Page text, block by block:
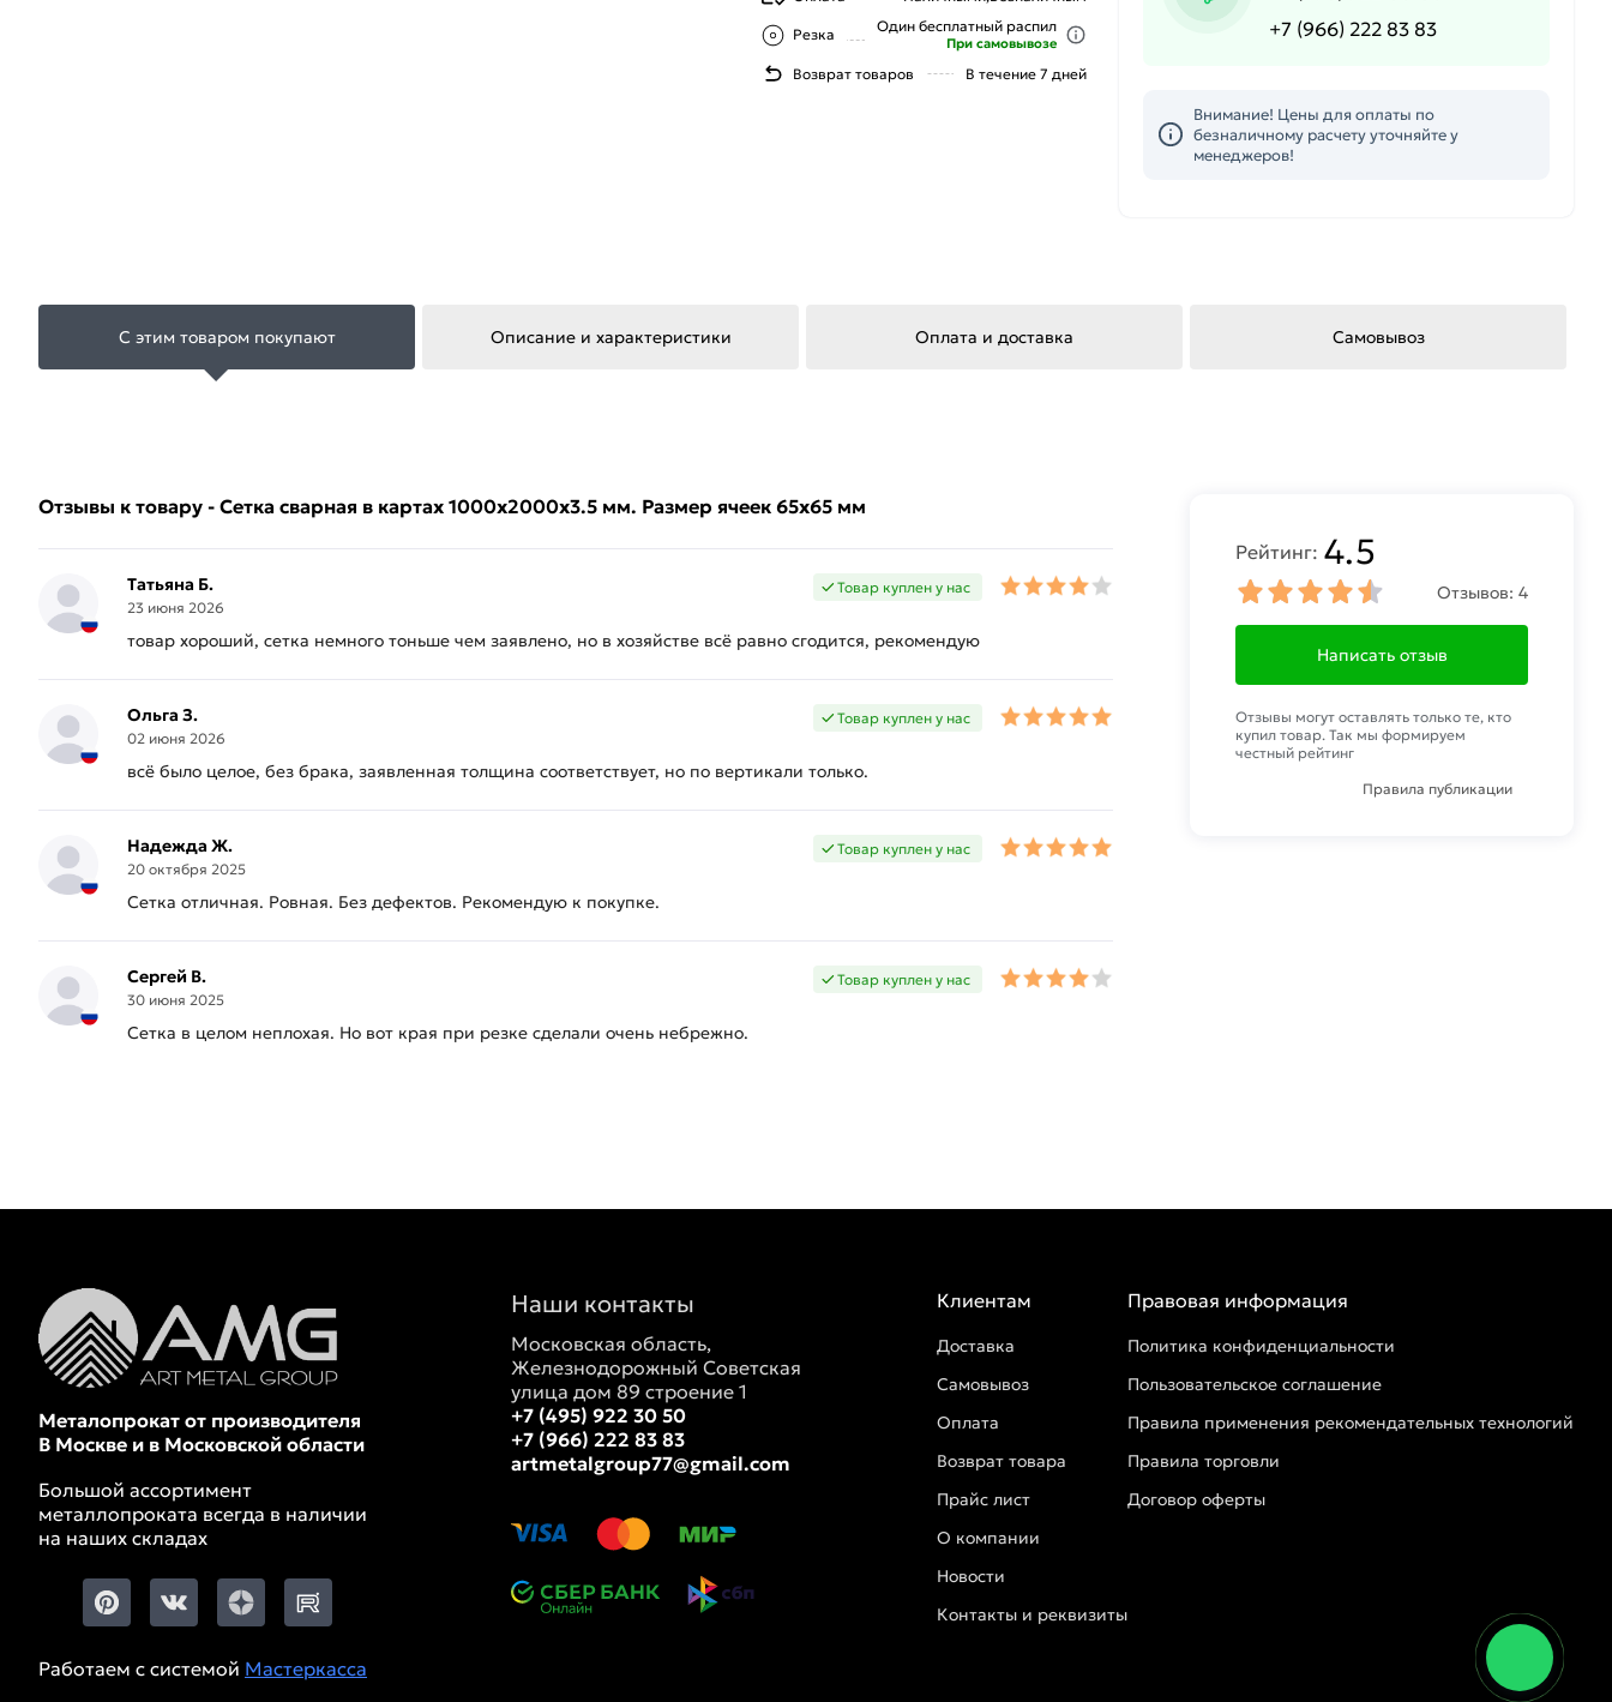
+7 (966) 222 83 83
Внимание! Цены для оплаты по
безналичному расчету уточняйте у
менеджеров!
Резка Один бесплатный распил
При самовывозе
Возврат товаров В течение 7 дней
С этим товаром покупают Описание и характеристики Оплата и доставка Самовывоз
Отзывы к товару - Сетка сварная в картах 1000х2000х3.5 мм. Размер ячеек 65х65 мм
Татьяна Б.
23 июня 2026
Товар куплен у нас
товар хороший, сетка немного тоньше чем заявлено, но в хозяйстве всё равно сгодится, рекомендую
Ольга З.
02 июня 2026
Товар куплен у нас
всё было целое, без брака, заявленная толщина соответствует, но по вертикали только.
Надежда Ж.
20 октября 2025
Товар куплен у нас
Сетка отличная. Ровная. Без дефектов. Рекомендую к покупке.
Сергей В.
30 июня 2025
Товар куплен у нас
Сетка в целом неплохая. Но вот края при резке сделали очень небрежно.
Рейтинг: 4.5
Отзывов: 4
Написать отзыв
Отзывы могут оставлять только те, кто
купил товар. Так мы формируем
честный рейтинг
Правила публикации
Металопрокат от производителя
В Москве и в Московской области
Большой ассортимент
металлопроката всегда в наличии
на наших складах
Работаем с системой Мастеркасса
Наши контакты
Московская область,
Железнодорожный Советская
улица дом 89 строение 1
+7 (495) 922 30 50
+7 (966) 222 83 83
artmetalgroup77@gmail.com
Клиентам
Доставка
Самовывоз
Оплата
Возврат товара
Прайс лист
О компании
Новости
Контакты и реквизиты
Правовая информация
Политика конфиденциальности
Пользовательское соглашение
Правила применения рекомендательных технологий
Правила торговли
Договор оферты